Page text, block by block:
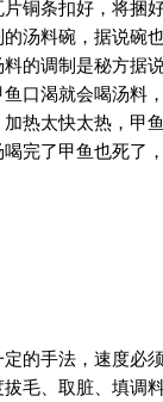
铜条扣好，将捆
汤料碗，据说碗
的调制是秘方据
口渴就会喝汤料
热太快太热，甲
完了甲鱼也死了
的手法，速度必
毛、取脏、填调